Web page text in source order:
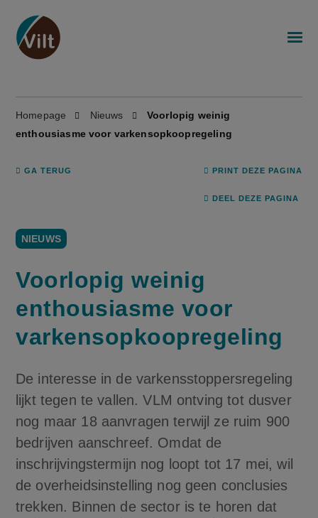
Homepage Nieuws
Voorlopig weinig
enthousiasme voor varkensopkoopregeling
GA TERUG PRINT DEZE PAGINA
DEEL DEZE PAGINA
NIEUWS
Voorlopig weinig
enthousiasme voor
varkensopkoopregeling
De interesse in de varkensstoppersregeling
lijkt tegen te vallen. VLM ontving tot dusver
nog maar 18 aanvragen terwijl ze ruim 900
bedrijven aanschreef. Omdat de
inschrijvingstermijn nog loopt tot 17 mei, wil
de overheidsinstelling nog geen conclusies
trekken. Binnen de sector is te horen dat